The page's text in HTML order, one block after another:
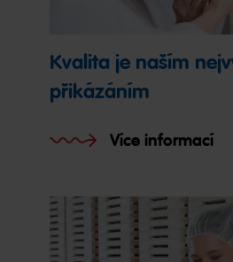
Kvalita je naším
přikázáním
Více informací